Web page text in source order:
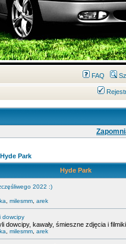
FAQ
Hyde Park
Hyde Park
2022 :)
milesmm arek
dowcipy
dowcipy, kawały, śmieszne zdjęcia i
milesmm arek